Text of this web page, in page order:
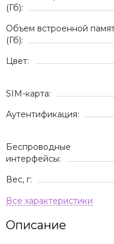
(Гб):
Объем встроенной
(Гб):
Цвет:
SIM-карта:
Аутентификация:
Беспроводные
интерфейсы:
Вес, г:
Описание